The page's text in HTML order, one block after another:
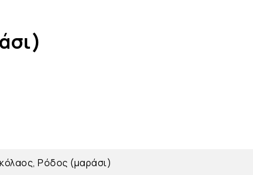
Ρόδος (μαράσι)